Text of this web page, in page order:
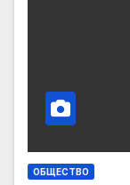
ОБЩЕСТВО